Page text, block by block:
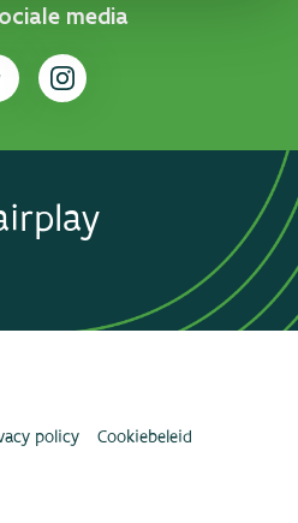
media
policy
Cookiebeleid